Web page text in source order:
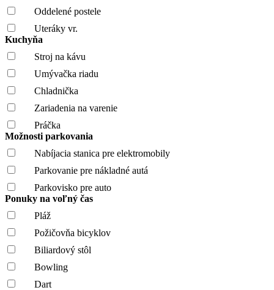
Oddelené postele
Uteráky vr.
Kuchyňa
Stroj na kávu
Umývačka riadu
Chladnička
Zariadenia na varenie
Práčka
Možnosti parkovania
Nabíjacia stanica pre elektromobily
Parkovanie pre nákladné autá
Parkovisko pre auto
Ponuky na voľný čas
Pláž
Požičovňa bicyklov
Biliardový stôl
Bowling
Dart